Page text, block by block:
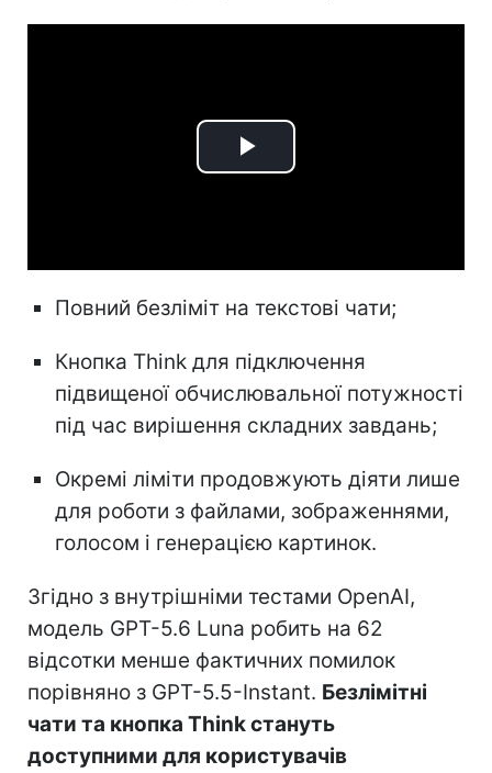
Play
Повний безліміт на текстові чати;
Кнопка Think для підключення
підвищеної обчислювальної потужності
під час вирішення складних завдань;
Окремі ліміти продовжують діяти лише
для роботи з файлами, зображеннями,
голосом і генерацією картинок.
Згідно з внутрішніми тестами OpenAI,
модель GPT-5.6 Luna робить на 62
відсотки менше фактичних помилок
порівняно з GPT-5.5-Instant. Безлімітні
чати та кнопка Think стануть
доступними для користувачів